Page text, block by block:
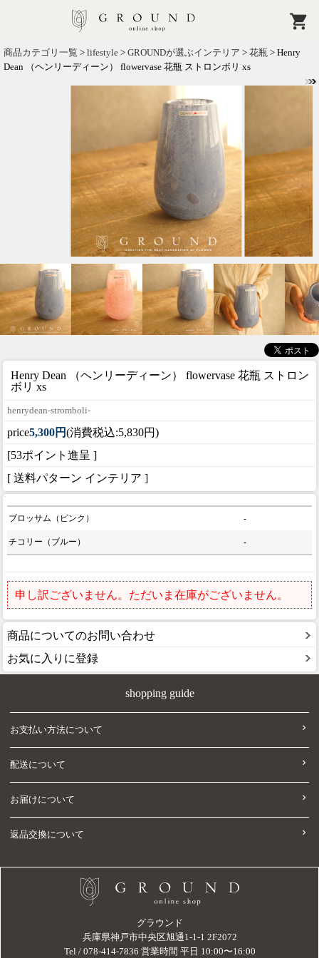
商品カテゴリ一覧 > lifestyle > GROUNDが選ぶインテリア > 花瓶 > Henry
Dean （ヘンリーディーン） flowervase 花瓶 ストロンボリ xs
Henry Dean （ヘンリーディーン） flowervase 花瓶 ストロン
ボリ xs
henrydean-stromboli-
price5,300円(消費税込:5,830円)
[53ポイント進呈 ]
[ 送料パターン インテリア ]
ブロッサム（ピンク） -
チコリー（ブルー） -
申し訳ございません。ただいま在庫がございません。
商品についてのお問い合わせ
お気に入りに登録
shopping guide
お支払い方法について
配送について
お届けについて
返品交換について
グラウンド
兵庫県神戸市中央区旭通1-1-1 2F2072
Tel / 078-414-7836 営業時間 平日 10:00〜16:00